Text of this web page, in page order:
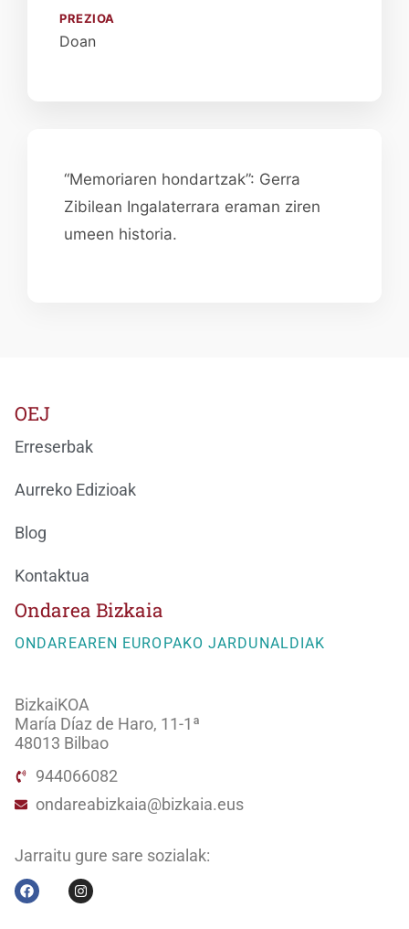
“Memoriaren hondartzak”: Gerra
Zibilean Ingalaterrara eraman ziren
umeen historia.
PREZIOA
Doan
Ondarea Bizkaia
ONDAREAREN EUROPAKO JARDUNALDIAK
BizkaiKOA
María Díaz de Haro, 11-1ª
48013 Bilbao
944066082
ondareabizkaia@bizkaia.eus
Jarraitu gure sare sozialak:
OEJ
Erreserbak
Aurreko Edizioak
Blog
Kontaktua